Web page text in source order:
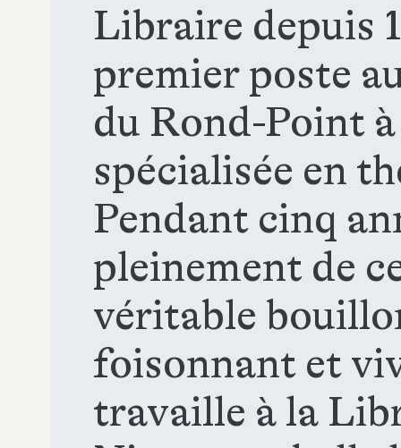
Libraire depuis
premier poste
du Rond-Point
spécialisée en
Pendant cinq
pleinement de
véritable
foisonnant et
travaille à la